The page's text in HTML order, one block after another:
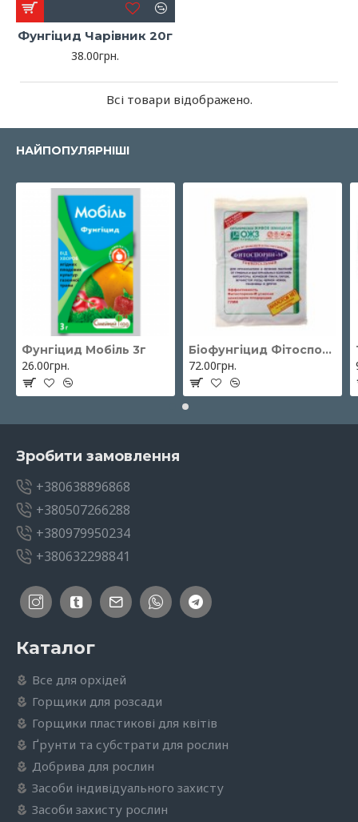
Фунгіцид Чарівник 20г
38.00грн.
Всі товари відображено.
НАЙПОПУЛЯРНІШІ
Фунгіцид Мобіль 3г
26.00грн.
Біофунгіцид Фітоспорін-М паста 200 г ОЖЗ Кузнєцова
72.00грн.
Зробити замовлення
+380638896868
+380507266288
+380979950234
+380632298841
Каталог
Все для орхідей
Горщики для розсади
Горщики пластикові для квітів
Ґрунти та субстрати для рослин
Добрива для рослин
Засоби індивідуального захисту
Засоби захисту рослин